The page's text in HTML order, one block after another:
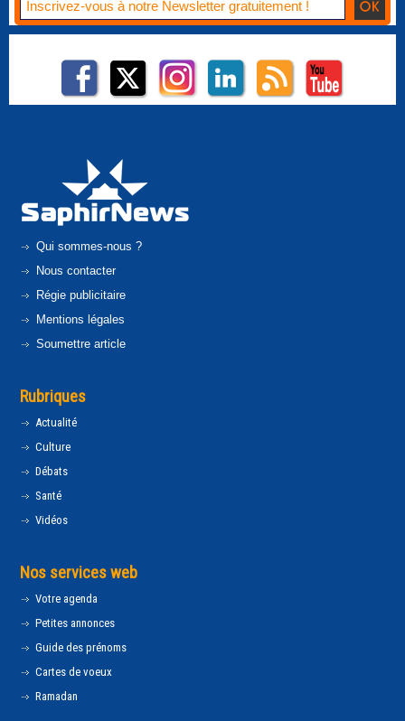
Qui sommes-nous ?
Nous contacter
Régie publicitaire
Mentions légales
Soumettre article
Rubriques
Actualité
Culture
Débats
Santé
Vidéos
Nos services web
Votre agenda
Petites annonces
Guide des prénoms
Cartes de voeux
Ramadan